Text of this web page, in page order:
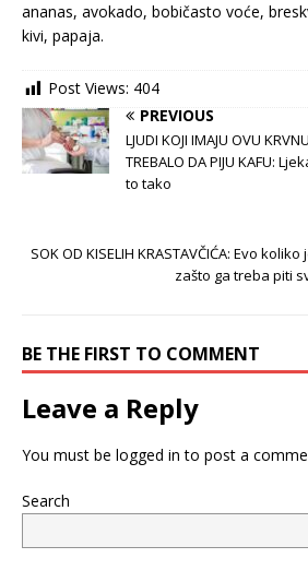
ananas, avokado, bobičasto voće,
kivi, papaja.
Post Views: 404
PREVIOUS
LJUDI KOJI IMAJU OVU
TREBALO DA PIJU KAFU:
to tako
SOK OD KISELIH KRASTAVČIĆA: Evo
zašto ga treba piti
BE THE FIRST TO COMMENT
Leave a Reply
You must be logged in to post a
Search